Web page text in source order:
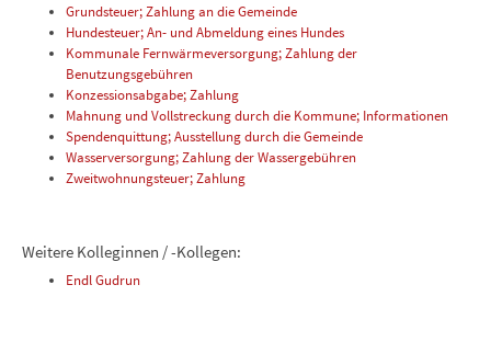
Grundsteuer; Zahlung an die Gemeinde
Hundesteuer; An- und Abmeldung eines Hundes
Kommunale Fernwärmeversorgung; Zahlung der
Benutzungsgebühren
Konzessionsabgabe; Zahlung
Mahnung und Vollstreckung durch die Kommune; Informationen
Spendenquittung; Ausstellung durch die Gemeinde
Wasserversorgung; Zahlung der Wassergebühren
Zweitwohnungsteuer; Zahlung
Weitere Kolleginnen / -Kollegen:
Endl Gudrun